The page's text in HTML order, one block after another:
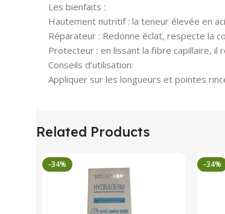
Les bienfaits :
Hautement nutritif : la teneur élevée en
Réparateur : Redonne éclat, respecte la
Protecteur : en lissant la fibre capillaire,
Conseils d’utilisation:
Appliquer sur les longueurs et pointes
Related Products
-34% -34%